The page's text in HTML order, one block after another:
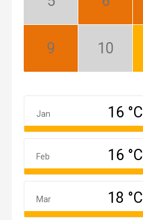
Máj:
Jún:
September:
Október:
Január
Jan 16 °C
Február
Feb 16 °C
Marec
Mar 18 °C